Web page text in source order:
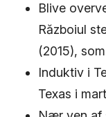
Blive
Războiul
(2015),
Induktiv i
Texas i